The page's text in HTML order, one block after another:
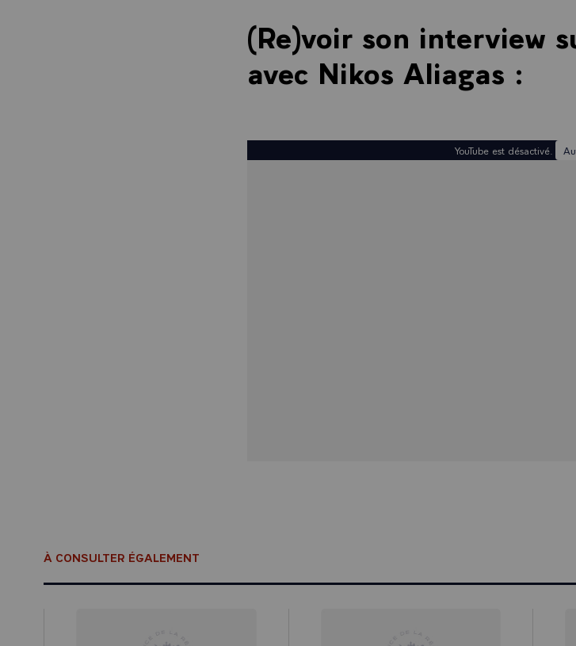
(Re)voir son interview
avec Nikos Aliagas :
YouTube est désactivé.
À CONSULTER ÉGALEMENT